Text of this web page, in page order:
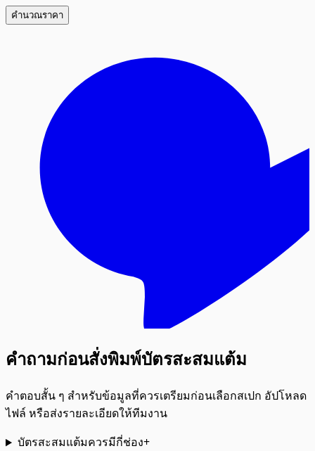
คำนวณราคา
คำถามก่อนสั่งพิมพ์บัตรสะสมแต้ม
คำตอบสั้น ๆ สำหรับข้อมูลที่ควรเตรียมก่อนเลือกสเปก อัปโหลด
ไฟล์ หรือส่งรายละเอียดให้ทีมงาน
บัตรสะสมแต้มควรมีกี่ช่อง+